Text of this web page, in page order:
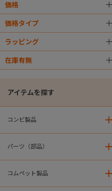
価格
価格タイプ
ラッピング
在庫有無
アイテムを探す
コンビ製品
パーツ（部品）
コムペット製品